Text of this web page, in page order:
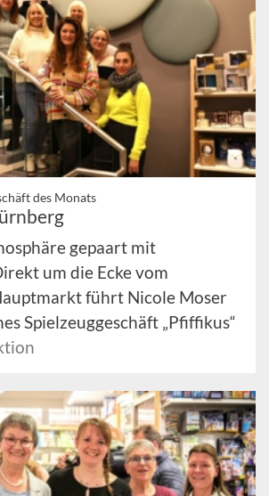
des Monats
gepaart mit
um die Ecke vom
führt Nicole Moser
Spielzeuggeschäft „Pfiffikus“